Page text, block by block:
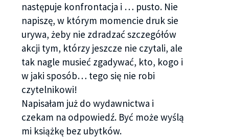
następuje konfrontacja i … pusto. Nie
napiszę, w którym momencie druk sie
urywa, żeby nie zdradzać szczegółów
akcji tym, którzy jeszcze nie czytali, ale
tak nagle musieć zgadywać, kto, kogo i
w jaki sposób… tego się nie robi
czytelnikowi!
Napisałam już do wydawnictwa i
czekam na odpowiedź. Być może wyślą
mi książkę bez ubytków.